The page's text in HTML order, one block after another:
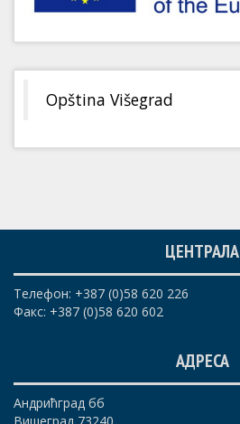
Opština Višegrad
ЦЕНТРАЛА
Телефон: +387 (0)58 620 226
Факс: +387 (0)58 620 602
АДРЕСА
Андрићград бб